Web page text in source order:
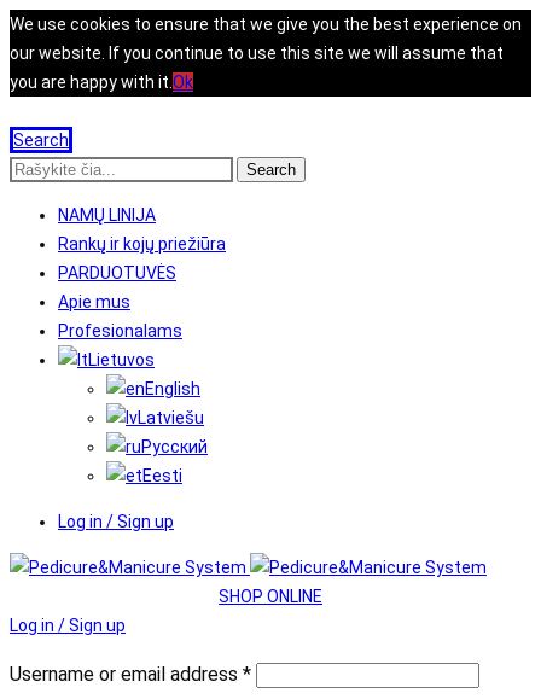
We use cookies to ensure that we give you the best experience on
our website. If you continue to use this site we will assume that
you are happy with it. Ok
Search
Search
NAMŲ LINIJA
Rankų ir kojų priežiūra
PARDUOTUVĖS
Apie mus
Profesionalams
Lietuvos
English
Latviešu
Русский
Eesti
Log in / Sign up
SHOP ONLINE
Log in / Sign up
Username or email address *